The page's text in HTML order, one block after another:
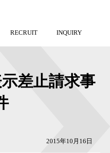
RECRUIT INQUIRY
差止請求事
2015年10月16日